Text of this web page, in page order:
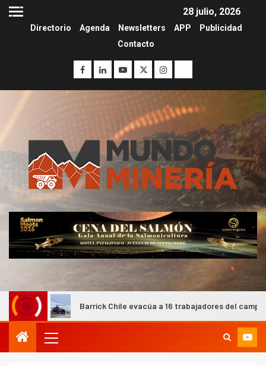
28 julio, 2026
Directorio Agenda Newsletters APP
Publicidad
Contacto
Barrick Chile evacúa a 16 trabajadores del campamento